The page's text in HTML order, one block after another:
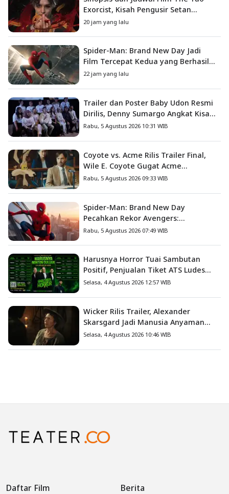
Exorcist, Kisah Pengusir Setan
Melawan Kutukan Mematikan
20 jam yang lalu
Spider-Man: Brand New Day Jadi
Film Tercepat Kedua yang Berhasil
Tembus US$1 Miliar
22 jam yang lalu
Trailer dan Poster Baby Udon Resmi
Dirilis, Denny Sumargo Angkat Kisah
Nyata Fanny Kondoh
Rabu, 5 Agustus 2026 10:31 WIB
Coyote vs. Acme Rilis Trailer Final,
Wile E. Coyote Gugat Acme
Corporation ke Pengadilan
Rabu, 5 Agustus 2026 09:33 WIB
Spider-Man: Brand New Day
Pecahkan Rekor Avengers:
Endgame, Cetak Debut Box Office
Rabu, 5 Agustus 2026 07:49 WIB
Harusnya Horror Tuai Sambutan
Positif, Penjualan Tiket ATS Ludes
Terjual
Selasa, 4 Agustus 2026 12:57 WIB
Wicker Rilis Trailer, Alexander
Skarsgard Jadi Manusia Anyaman
Jerami dalam Romansa Paling
Selasa, 4 Agustus 2026 10:46 WIB
Daftar Film Berita